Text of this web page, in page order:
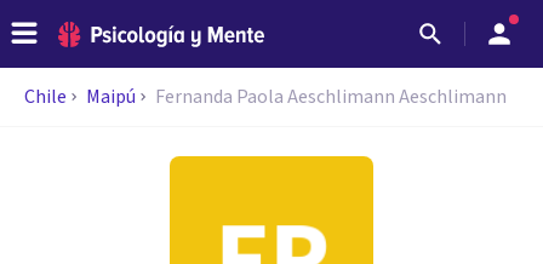
Chile Maipú Fernanda Paola Aeschlimann Aeschlimann